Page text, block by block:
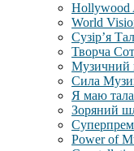
Hollywood
World
Сузір’я
Творча
Музичний
Сила
Я маю
Зоряний
Power of